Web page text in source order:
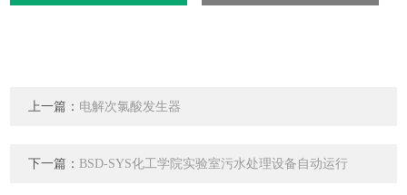
上一篇： 电解次氯酸发生器
下一篇： BSD-SYS化工学院实验室污水处理设备自动运行